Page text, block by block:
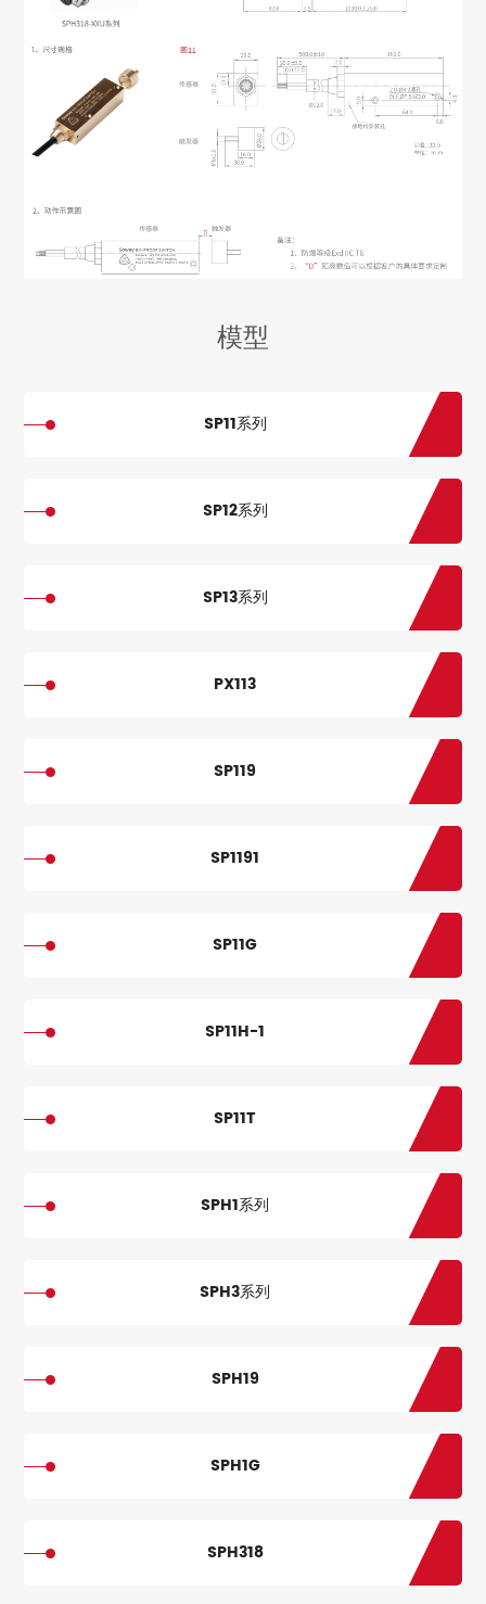
模型
SP11系列
SP12系列
SP13系列
PX113
SP119
SP1191
SP11G
SP11H-1
SP11T
SPH1系列
SPH3系列
SPH19
SPH1G
SPH318